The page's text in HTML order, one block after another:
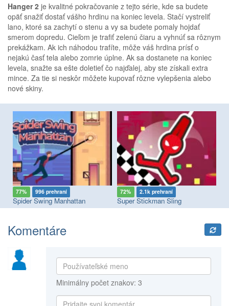
Hanger 2 je kvalitné pokračovanie z tejto série, kde sa budete
opäť snažiť dostať vášho hrdinu na koniec levela. Stačí vystreliť
lano, ktoré sa zachytí o stenu a vy sa budete pomaly hojdať
smerom dopredu. Cieľom je trafiť zelenú čiaru a vyhnúť sa rôznym
prekážkam. Ak ich náhodou trafíte, môže váš hrdina prísť o
nejakú časť tela alebo zomrie úplne. Ak sa dostanete na koniec
levela, snažte sa ešte doletieť čo najďalej, aby ste získali extra
mince. Za tie si neskôr môžete kupovať rôzne vylepšenia alebo
nové skiny.
77% 996 prehraní
Spider Swing Manhattan
72% 2.1k prehraní
Super Stickman Sling
Komentáre
Minimálny počet znakov: 3